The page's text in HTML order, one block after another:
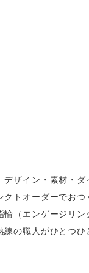
ザイン・素材・
トオーダーでおつ
（エンゲージリン
練の職人がひとつ